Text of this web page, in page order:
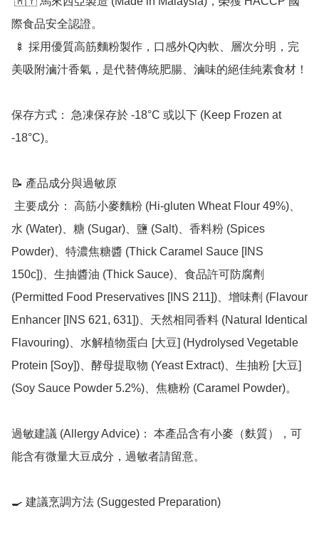
際食品安全認證。
美吸附滷汁香氣，是代替傳統肥腸、滷味的絕佳純素食材！
保存方式： 急凍保存於 -18°C 或以下 (Keep Frozen at
-18°C)。
📝 產品成分與過敏原
水 (Water)、糖 (Sugar)、鹽 (Salt)、香料粉 (Spices
Powder)、特濃焦糖醬 (Thick Caramel Sauce [INS
150c])、生抽醬油 (Thick Sauce)、食品許可防腐劑
(Permitted Food Preservatives [INS 211])、增味劑 (Flavour
Enhancer [INS 621, 631])、天然相同香料 (Natural Identical
Flavouring)、水解植物蛋白 [大豆] (Hydrolysed Vegetable
Protein [Soy])、酵母提取物 (Yeast Extract)、生抽粉 [大豆]
(Soy Sauce Powder 5.2%)、焦糖粉 (Caramel Powder)。
過敏建議 (Allergy Advice)： 本產品含有小麥（麩質），可
能含有微量大豆成分，過敏者請留意。
🍳 建議烹調方法 (Suggested Preparation)